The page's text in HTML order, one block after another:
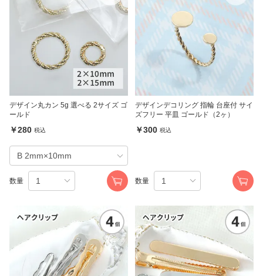
デザイン丸カン 5g 選べる 2サイズ ゴ
ールド
￥280 税込
数量
デザインデコリング 指輪 台座付 サイ
ズフリー 平皿 ゴールド（2ヶ）
￥300 税込
数量